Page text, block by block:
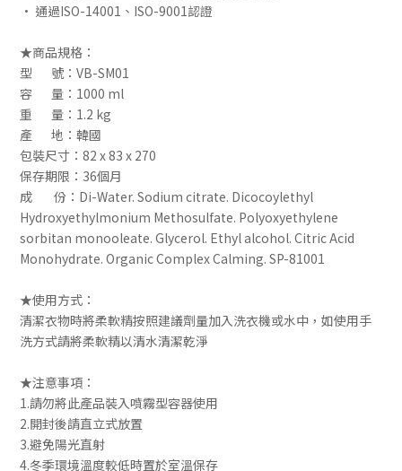
• 通過ISO-14001、ISO-9001認證
★商品規格 ：
型 號：VB-SM01
容 量：1000 ml
重 量：1.2 kg
產 地：韓國
包裝尺寸：82 x 83 x 270
保存期限：36個月
成 份：Di-Water. Sodium citrate. Dicocoylethyl
Hydroxyethylmonium Methosulfate. Polyoxyethylene
sorbitan monooleate. Glycerol. Ethyl alcohol. Citric Acid
Monohydrate. Organic Complex Calming. SP-81001
★使用方式：
清潔衣物時將柔軟精按照建議劑量加入洗衣機或水中，如使用手
洗方式請將柔軟精以清水清潔乾淨
★注意事項：
1.請勿將此產品裝入噴霧型容器使用
2.開封後請直立式放置
3.避免陽光直射
4.冬季環境溫度較低時置於室溫保存